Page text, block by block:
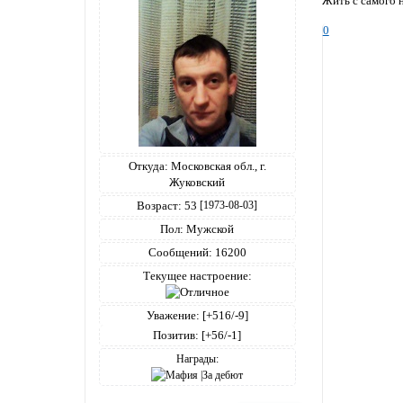
Откуда: Московская обл., г.
Жуковский
Возраст: 53[1973-08-03]
Пол: Мужской
Сообщений: 16200
Текущее настроение:
Уважение: [+516/-9]
Позитив: [+56/-1]
Награды:
0